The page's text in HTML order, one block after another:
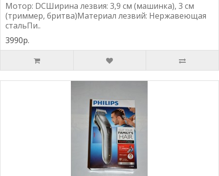
Мотор: DCШирина лезвия: 3,9 см (машинка), 3 см
(триммер, бритва)Материал лезвий: Нержавеющая
стальПи..
3990р.